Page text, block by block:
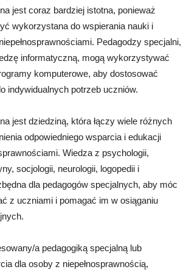
jest coraz bardziej istotna, ponieważ
wykorzystana do wspierania nauki i
Pedagodzy specjalni,
informatyczną, mogą wykorzystywać
komputerowe, aby dostosować
indywidualnych potrzeb uczniów.
jest dziedziną, która łączy wiele różnych
odpowiedniego wsparcia i edukacji
Wiedza z psychologii,
socjologii, neurologii, logopedii i
dla pedagogów specjalnych, aby móc
z uczniami i pomagać im w osiąganiu
a pedagogiką specjalną lub
dla osoby z niepełnosprawnością,